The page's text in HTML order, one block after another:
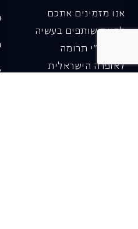
אנו מזמינים אתכם
להיות שותפים בעשיה
שלנו ע"י תרומה
לאופרה הישראלית